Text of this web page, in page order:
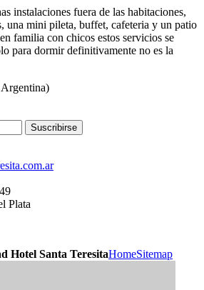
instalaciones fuera de las habitaciones,
una mini pileta, buffet, cafeteria y un patio
familia con chicos estos servicios se
para dormir definitivamente no es la
Suscribirse
Plata
Hotel Santa TeresitaHomeSitemap